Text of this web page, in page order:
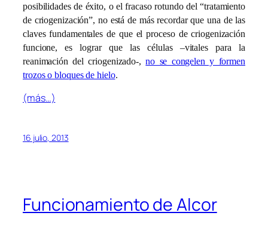
posibilidades de éxito, o el fracaso rotundo del “tratamiento
de criogenización”, no está de más recordar que una de las
claves fundamentales de que el proceso de criogenización
funcione, es lograr que las células –vitales para la
reanimación del criogenizado-,no se congelen y formen
trozos o bloques de hielo.
(más…)
16 julio, 2013
Funcionamiento de Alcor